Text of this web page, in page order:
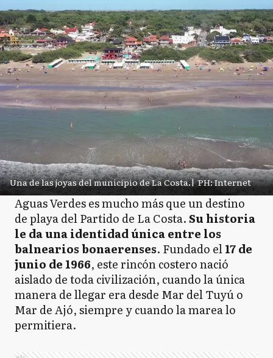
Una de las joyas del municipio de La Costa.| PH: Internet
Aguas Verdes es mucho más que un destino
de playa del Partido de La Costa.Su historia
le da una identidad única entre los
balnearios bonaerenses. Fundado el17 de
junio de 1966, este rincón costero nació
aislado de toda civilización, cuando la única
manera de llegar era desde Mar del Tuyú o
Mar de Ajó, siempre y cuando la marea lo
permitiera.
Ads